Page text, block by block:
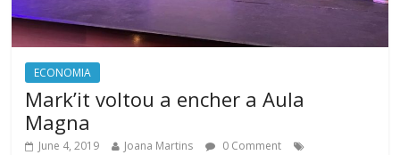
ECONOMIA
Mark’it voltou a encher a Aula
Magna
June 4, 2019 Joana Martins
0 Comment